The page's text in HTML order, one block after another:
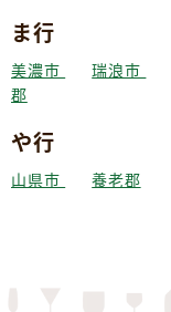
ま行
美濃市 瑞浪市
郡
や行
山県市 養老郡